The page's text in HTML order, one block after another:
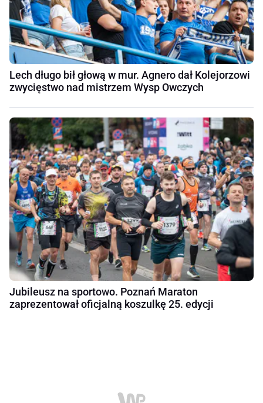
Lech długo bił głową w mur. Agnero dał Kolejorzowi
zwycięstwo nad mistrzem Wysp Owczych
Jubileusz na sportowo. Poznań Maraton
zaprezentował oficjalną koszulkę 25. edycji